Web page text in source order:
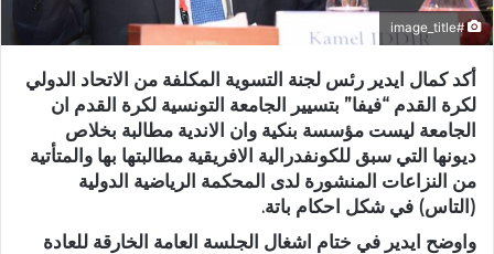
#image_title
أكد كمال ايدير رئس لجنة التسوية المكلفة من الاتحاد الدولي
لكرة القدم “فيفا” بتسيير الجامعة التونسية لكرة القدم ان
الجامعة ليست مؤسسة بنكية وان الاندية مطالبة بخلاص
ديونها التي سبق للكونفدرالية الافريقية مطالبتها بها والمتأتية
من النزاعات المنشورة لدى المحكمة الرياضية الدولية
(التاس) في شكل احكام باتة.
واوضح ايدير في ختام اشغال الجلسة العامة الخارقة للعادة